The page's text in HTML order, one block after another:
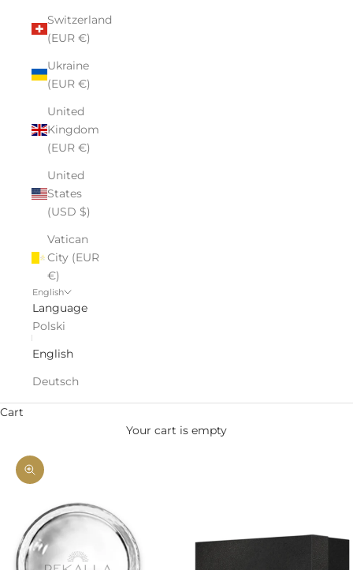
Switzerland
(EUR €)
Ukraine
(EUR €)
United
Kingdom
(EUR €)
United
States
(USD $)
Vatican
City (EUR
€)
English
Language
Polski
English
Deutsch
Cart
Your cart is empty
Zoom picture